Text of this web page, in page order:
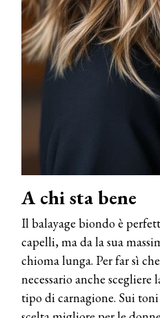
A chi sta bene
Il balayage biondo è
capelli, ma da la sua
chioma lunga. Per far sì
necessario anche
tipo di carnagione. Sui